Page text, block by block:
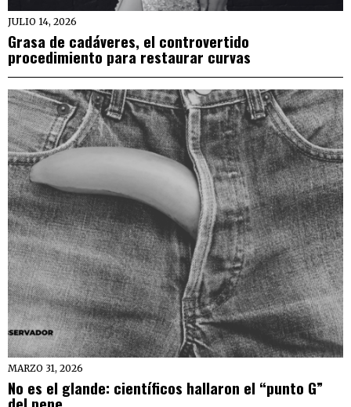
JULIO 14, 2026
Grasa de cadáveres, el controvertido
procedimiento para restaurar curvas
MARZO 31, 2026
No es el glande: científicos hallaron el “punto G”